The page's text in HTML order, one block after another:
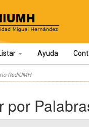
Ayuda
RediUMH
por